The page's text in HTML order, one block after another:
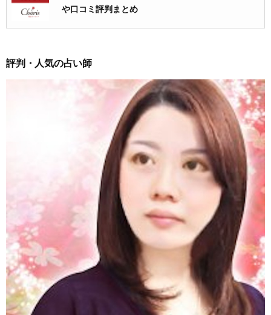
や口コミ評判まとめ
評判・人気の占い師